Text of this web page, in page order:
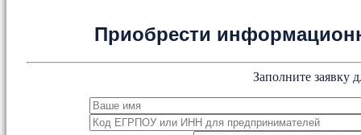
Приобрести
Заполните заявку